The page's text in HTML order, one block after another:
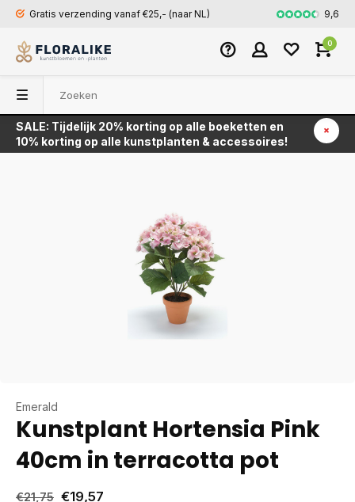
Gratis verzending vanaf €25,- (naar NL) Snel en9,6
0
SALE: Tijdelijk 20% korting op alle boeketten en
10% korting op alle kunstplanten & accessoires!
Terug
Emerald
Kunstplant Hortensia Pink
40cm in terracotta pot
€21,75 €19,57